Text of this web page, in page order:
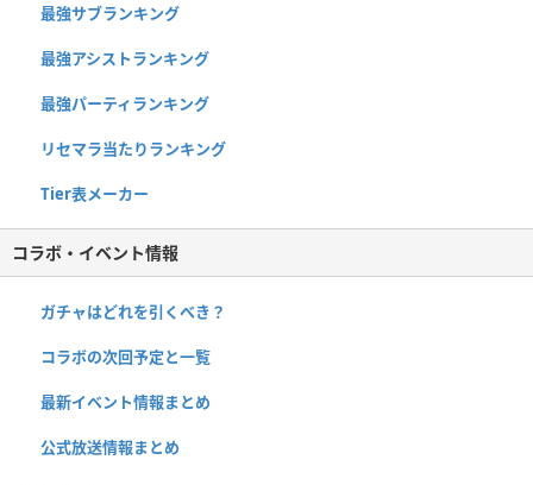
最強サブランキング
最強アシストランキング
最強パーティランキング
リセマラ当たりランキング
Tier表メーカー
コラボ・イベント情報
ガチャはどれを引くべき？
コラボの次回予定と一覧
最新イベント情報まとめ
公式放送情報まとめ